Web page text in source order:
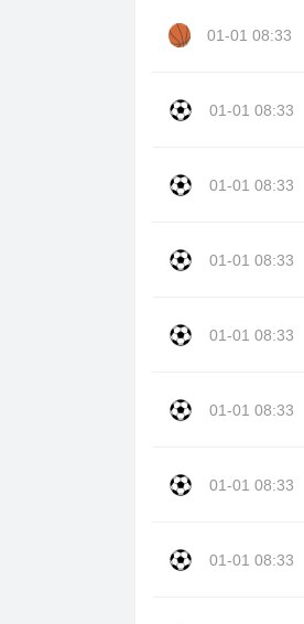
01-01 08:33
01-01 08:33
01-01 08:33
01-01 08:33
01-01 08:33
01-01 08:33
01-01 08:33
01-01 08:33